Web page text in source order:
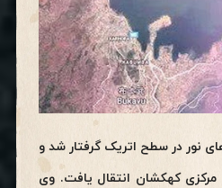
نور در سطح اتریک گرفتار شد و
مرکزی کهکشان انتقال یافت. وی